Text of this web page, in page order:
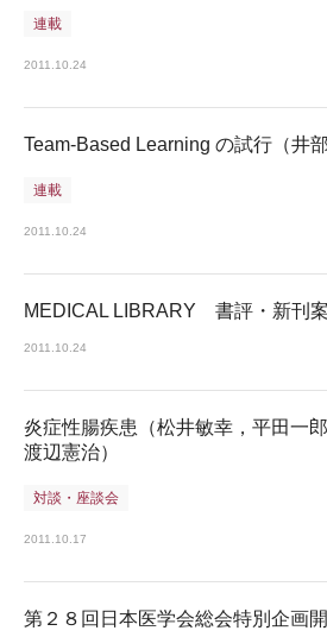
連載
2011.10.24
Team-Based Learning の試行（井部
連載
2011.10.24
MEDICAL LIBRARY 書評・新刊
2011.10.24
炎症性腸疾患（松井敏幸，平田一
渡辺憲治）
対談・座談会
2011.10.17
第２８回日本医学会総会特別企画